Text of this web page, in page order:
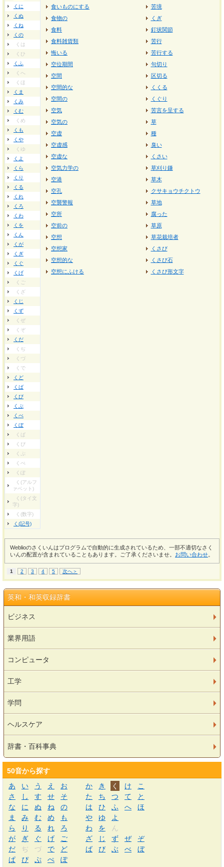
くに
くぬ
くね
くの
くは
くひ
くふ
くへ
くほ
くま
くみ
くむ
くめ
くも
くや
くゆ
くよ
くら
くり
くる
くれ
くろ
くわ
くを
くん
くが
くぎ
くぐ
くげ
くご
くざ
くじ
くず
くぜ
くぞ
くだ
くぢ
くづ
くで
くど
くば
くび
くぶ
くべ
くぼ
くぱ
くぴ
くぷ
くぺ
くぽ
く(アルフ
ァベット)
く(タイ文
字)
く(数字)
く(記号)
食いものにする
食物の
食料
食料雑貨類
悔いる
空位期間
空間
空間的な
空間の
空気
空気の
空虚
空虚感
空虚な
空気力学の
空港
空孔
空襲警報
空所
空前の
空想
空想家
空想的な
空想にふける
苦境
くぎ
釘状関節
苦行
苦行する
句切り
区切る
くくる
くぐり
苦言を呈する
草
種
臭い
くさい
草刈り鎌
草木
クサキョウチクトウ
草地
腐った
草原
草花栽培者
くさび
くさび石
くさび形文字
Weblioのさくいんはプログラムで自動的に生成されているため、一部不適切なさく
いんの配置が含まれていることもあります。ご了承くださいませ。 お問い合わせ
1 2 3 4 5 次へ＞
英和・和英収録辞書
ビジネス
業界用語
コンピュータ
工学
学問
ヘルスケア
辞書・百科事典
50音から探す
あ
い う え お か き く け
こ
さ
し す せ そ た ち つ て
と
な
に ぬ ね の は ひ ふ へ
ほ
ま
み む め も や ゆ
よ
ら
り る れ ろ わ を
ん
が
ぎ ぐ げ ご ざ じ ず ぜ
ぞ
だ
ぢ づ で ど ば び ぶ べ
ぼ
ぱ
ぴ ぷ ぺ ぽ